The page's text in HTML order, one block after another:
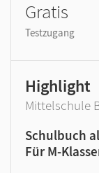
Gratis
Testzugang
Highlight
Mittelschule
Schulbuch
Für M-